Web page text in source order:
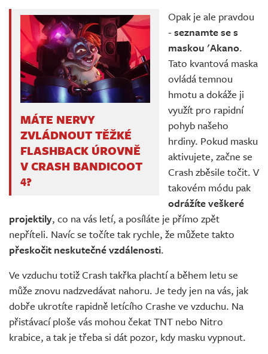
MÁTE NERVY
ZVLÁDNOUT TĚŽKÉ
FLASHBACK ÚROVNĚ
V CRASH BANDICOOT
4?
Opak je ale pravdou
- seznamte se s
maskou 'Akano.
Tato kvantová maska
ovládá temnou
hmotu a dokáže ji
využít pro rapidní
pohyb našeho
hrdiny. Pokud masku
aktivujete, začne se
Crash zběsile točit. V
takovém módu pak
odrážíte veškeré
projektily, co na vás letí, a posíláte je přímo zpět
nepříteli. Navíc se točíte tak rychle, že můžete takto
přeskočit neskutečné vzdálenosti.
Ve vzduchu totiž Crash takřka plachtí a během letu se
může znovu nadzvedávat nahoru. Je tedy jen na vás, jak
dobře ukrotíte rapidně letícího Crashe ve vzduchu. Na
přistávací ploše vás mohou čekat TNT nebo Nitro
krabice, a tak je třeba si dát pozor, kdy masku vypnout.